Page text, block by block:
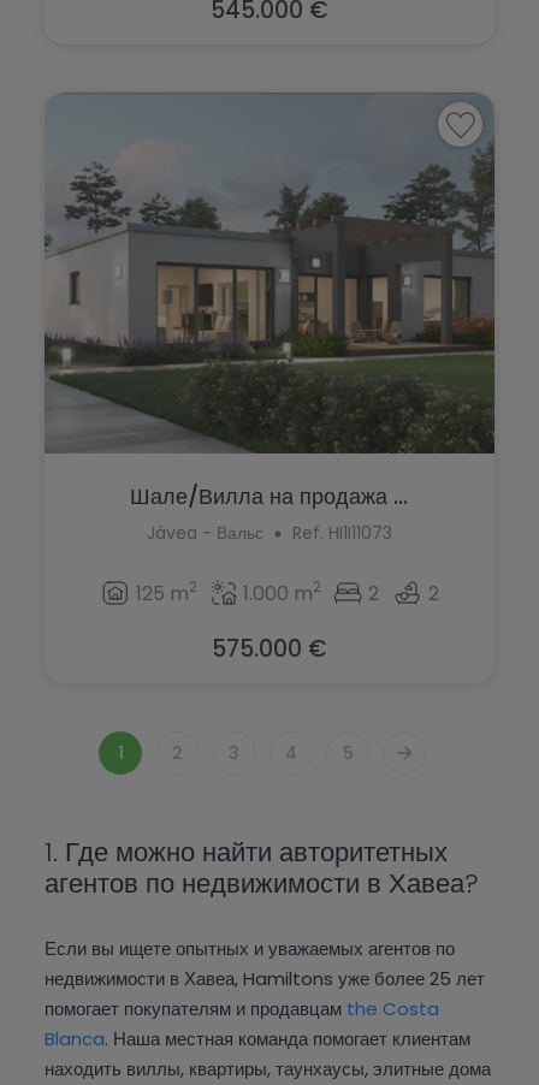
545.000 €
Шале/Вилла на продажа ...
Jávea - Вальс Ref. HI1I11073
125 m2 1.000 m2 2 2
575.000 €
1 2 3 4 5
1. Где можно найти авторитетных
агентов по недвижимости в Хавеа?
Если вы ищете опытных и уважаемых агентов по
недвижимости в Хавеа, Hamiltons уже более 25 лет
помогает покупателям и продавцам the Costa
Blanca. Наша местная команда помогает клиентам
находить виллы, квартиры, таунхаусы, элитные дома